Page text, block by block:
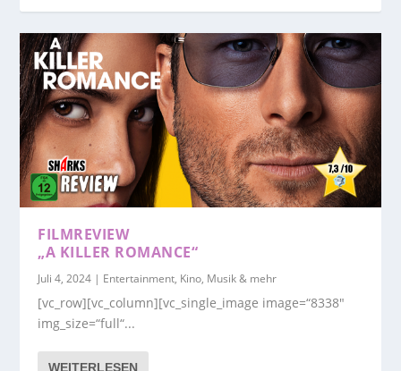
FILMREVIEW
„A KILLER ROMANCE“
Juli 4, 2024 | Entertainment, Kino, Musik & mehr
[vc_row][vc_column][vc_single_image image=“8338″
img_size=“full“...
WEITERLESEN